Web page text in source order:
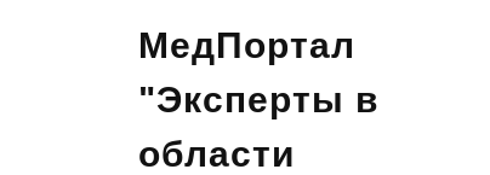
МедПортал
"Эксперты в
области